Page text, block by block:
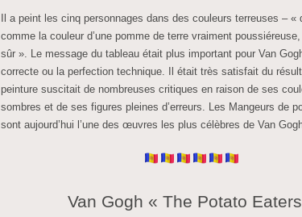
Il a peint les cinq personnages dans des couleurs terreuses – «
comme la couleur d’une pomme de terre vraiment
sûr ». Le message du tableau était plus important pour Van
correcte ou la perfection technique. Il était très satisfait du
peinture suscitait de nombreuses critiques en raison de ses
sombres et de ses figures pleines d’erreurs. Les Mangeurs de
sont aujourd’hui l’une des œuvres les plus célèbres de Van
Van Gogh « The Potato